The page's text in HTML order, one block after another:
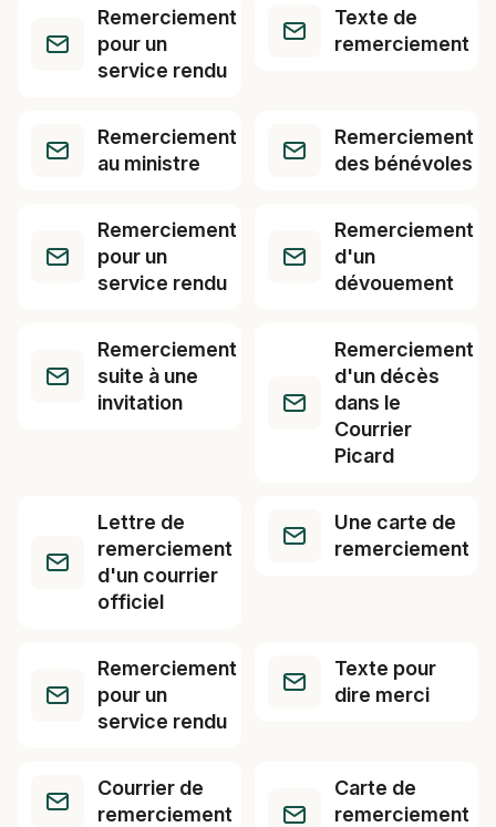
Remerciement
pour un
service rendu
Texte de
remerciement
Remerciement
au ministre
Remerciement
des bénévoles
Remerciement
pour un
service rendu
Remerciement
d'un
dévouement
Remerciement
suite à une
invitation
Remerciement
d'un décès
dans le
Courrier
Picard
Lettre de
remerciement
d'un courrier
officiel
Une carte de
remerciement
Remerciement
pour un
service rendu
Texte pour
dire merci
Courrier de
remerciement
Carte de
remerciement